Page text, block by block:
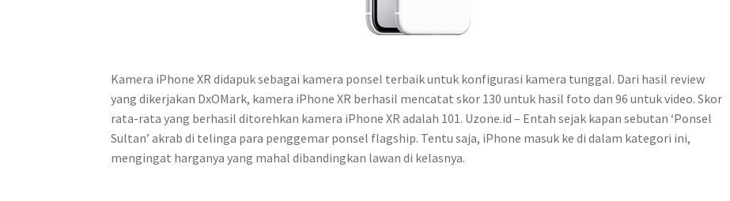
Kamera iPhone XR didapuk sebagai kamera ponsel terbaik untuk konfigurasi kamera tunggal. Dari hasil review
yang dikerjakan DxOMark, kamera iPhone XR berhasil mencatat skor 130 untuk hasil foto dan 96 untuk video. Skor
rata-rata yang berhasil ditorehkan kamera iPhone XR adalah 101. Uzone.id – Entah sejak kapan sebutan ‘Ponsel
Sultan’ akrab di telinga para penggemar ponsel flagship. Tentu saja, iPhone masuk ke di dalam kategori ini,
mengingat harganya yang mahal dibandingkan lawan di kelasnya.